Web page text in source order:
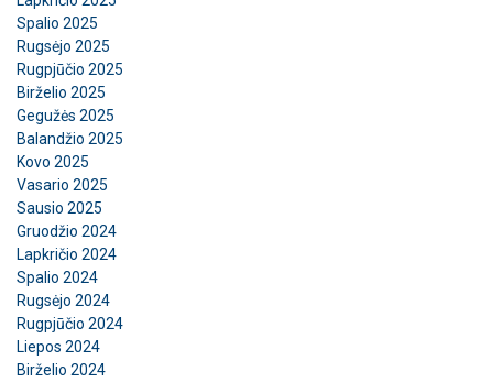
Spalio 2025
Rugsėjo 2025
Rugpjūčio 2025
Birželio 2025
Gegužės 2025
Balandžio 2025
Kovo 2025
Vasario 2025
Sausio 2025
Gruodžio 2024
Lapkričio 2024
Spalio 2024
Rugsėjo 2024
Rugpjūčio 2024
Liepos 2024
Birželio 2024